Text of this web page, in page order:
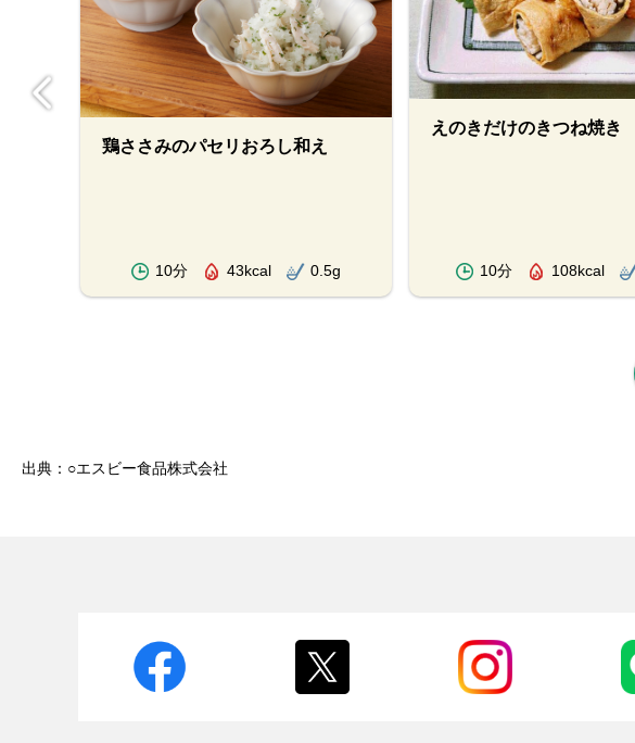
鶏ささみのパセリおろし和え
10分 43kcal 0.5g
えのきだけのきつね焼き
10分 108kcal
出典：○エスビー食品株式会社